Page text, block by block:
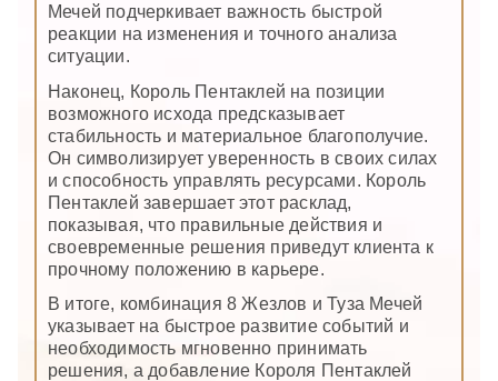
Мечей подчеркивает важность быстрой
реакции на изменения и точного анализа
ситуации.
Наконец, Король Пентаклей на позиции
возможного исхода предсказывает
стабильность и материальное благополучие.
Он символизирует уверенность в своих силах
и способность управлять ресурсами. Король
Пентаклей завершает этот расклад,
показывая, что правильные действия и
своевременные решения приведут клиента к
прочному положению в карьере.
В итоге, комбинация 8 Жезлов и Туза Мечей
указывает на быстрое развитие событий и
необходимость мгновенно принимать
решения, а добавление Короля Пентаклей